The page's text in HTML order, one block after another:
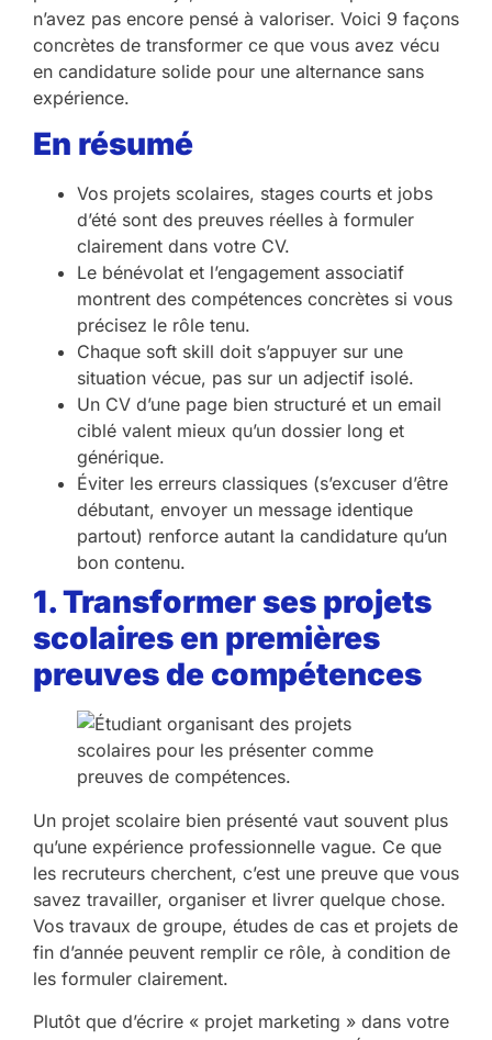
n’avez pas encore pensé à valoriser. Voici 9 façons
concrètes de transformer ce que vous avez vécu
en candidature solide pour une alternance sans
expérience.
En résumé
Vos projets scolaires, stages courts et jobs
d’été sont des preuves réelles à formuler
clairement dans votre CV.
Le bénévolat et l’engagement associatif
montrent des compétences concrètes si vous
précisez le rôle tenu.
Chaque soft skill doit s’appuyer sur une
situation vécue, pas sur un adjectif isolé.
Un CV d’une page bien structuré et un email
ciblé valent mieux qu’un dossier long et
générique.
Éviter les erreurs classiques (s’excuser d’être
débutant, envoyer un message identique
partout) renforce autant la candidature qu’un
bon contenu.
1. Transformer ses projets
scolaires en premières
preuves de compétences
Un projet scolaire bien présenté vaut souvent plus
qu’une expérience professionnelle vague. Ce que
les recruteurs cherchent, c’est une preuve que vous
savez travailler, organiser et livrer quelque chose.
Vos travaux de groupe, études de cas et projets de
fin d’année peuvent remplir ce rôle, à condition de
les formuler clairement.
Plutôt que d’écrire « projet marketing » dans votre